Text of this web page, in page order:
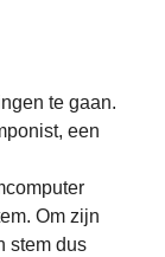
te gaan.
een
Om zijn
stem dus